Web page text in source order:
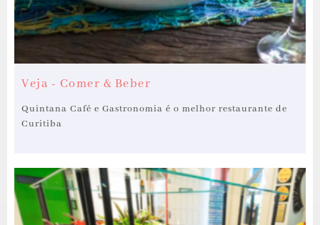
Veja - Comer & Beber
Quintana Café e Gastronomia é o melhor restaurante de
Curitiba